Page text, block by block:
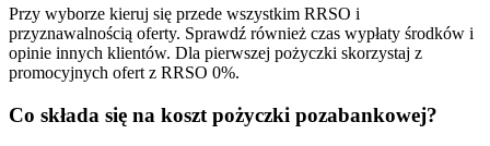
Przy wyborze kieruj się przede wszystkim RRSO i
przyznawalnością oferty. Sprawdź również czas wypłaty środków i
opinie innych klientów. Dla pierwszej pożyczki skorzystaj z
promocyjnych ofert z RRSO 0%.
Co składa się na koszt pożyczki pozabankowej?